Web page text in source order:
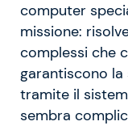
computer
missione:
complessi che
garantiscono la
tramite il
sembra